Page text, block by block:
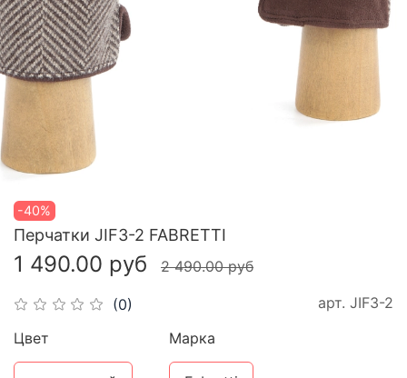
-40%
(0) арт. JIF3-2
Перчатки JIF3-2 FABRETTI
1 490.00 руб 2 490.00 руб
Цвет Марка